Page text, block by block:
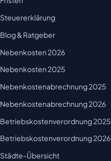
Steuererklärung
Blog & Ratgeber
Nebenkosten 2026
Nebenkosten 2025
Nebenkostenabrechnung 2025
Nebenkostenabrechnung 2026
Betriebskostenverordnung 2025
Betriebskostenverordnung 2026
Städte-Übersicht